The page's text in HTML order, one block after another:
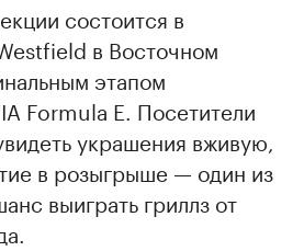
состоится в
в Восточном
этапом
Formula E. Посетители
украшения вживую,
в розыгрыше — один из
выиграть гриллз от